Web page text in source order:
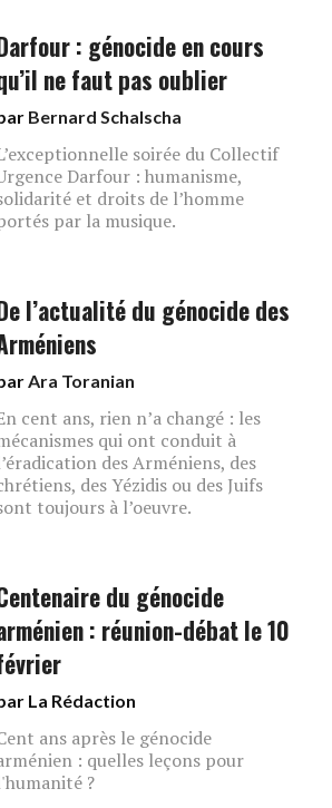
: génocide en cours
ne faut pas oublier
Bernard Schalscha
soirée du Collectif
Darfour : humanisme,
et droits de l’homme
par la musique.
l’actualité du génocide des
Ara Toranian
cent ans, rien n’a changé : les
qui ont conduit à
des Arméniens, des
des Yézidis ou des Juifs
toujours à l’oeuvre.
du génocide
: réunion-débat le 10
La Rédaction
ans après le génocide
: quelles leçons pour
?